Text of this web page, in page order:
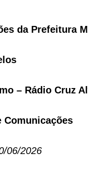
da Prefeitura
– Rádio Cruz
Comunicações
06/2026